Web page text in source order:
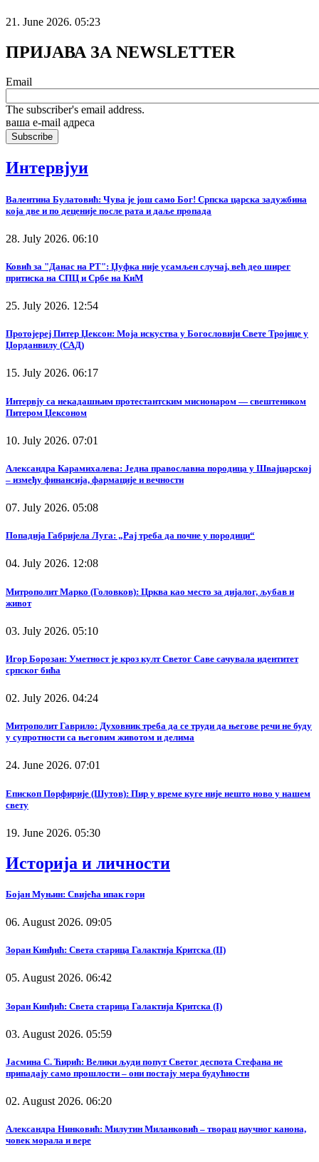
21. June 2026. 05:23
ПРИЈАВА ЗА NEWSLETTER
Email
The subscriber's email address.
ваша е-mail адреса
Интервјуи
Валентина Булатовић: Чува је још само Бог! Српска царска задужбина
која две и по деценије после рата и даље пропада
28. July 2026. 06:10
Ковић за "Данас на РТ": Џуфка није усамљен случај, већ део ширег
притиска на СПЦ и Србе на КиМ
25. July 2026. 12:54
Протојереј Питер Џексон: Моја искуства у Богословији Свете Тројице у
Џорданвилу (САД)
15. July 2026. 06:17
Интервју са некадашњим протестантским мисионаром — свештеником
Питером Џексоном
10. July 2026. 07:01
Александра Карамихалева: Једна православна породица у Швајцарској
– између финансија, фармације и вечности
07. July 2026. 05:08
Попадија Габријела Луга: „Рај треба да почне у породици“
04. July 2026. 12:08
Митрополит Марко (Головков): Црква као место за дијалог, љубав и
живот
03. July 2026. 05:10
Игор Борозан: Уметност је кроз култ Светог Саве сачувала идентитет
српског бића
02. July 2026. 04:24
Митрополит Гаврило: Духовник треба да се труди да његове речи не буду
у супротности са његовим животом и делима
24. June 2026. 07:01
Епископ Порфирије (Шутов): Пир у време куге није нешто ново у нашем
свету
19. June 2026. 05:30
Историја и личности
Бојан Муњин: Свијећа ипак гори
06. August 2026. 09:05
Зоран Кинђић: Света старица Галактија Критска (II)
05. August 2026. 06:42
Зоран Кинђић: Света старица Галактија Критска (I)
03. August 2026. 05:59
Јасмина С. Ћирић: Велики људи попут Светог деспота Стефана не
припадају само прошлости – они постају мера будућности
02. August 2026. 06:20
Александра Нинковић: Милутин Миланковић – творац научног канона,
човек морала и вере